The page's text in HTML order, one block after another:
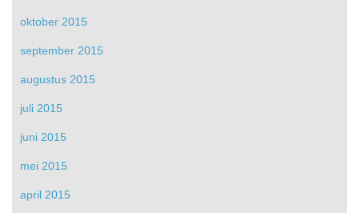
oktober 2015
september 2015
augustus 2015
juli 2015
juni 2015
mei 2015
april 2015